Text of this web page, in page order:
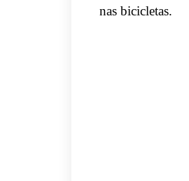
nas bicicletas.